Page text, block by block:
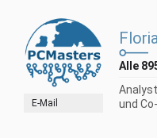
E-Mail
Alle
und